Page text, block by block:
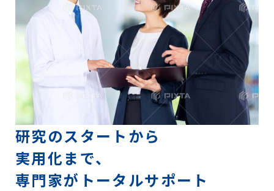
研究のスタートから
実用化まで、
専門家がトータルサポート